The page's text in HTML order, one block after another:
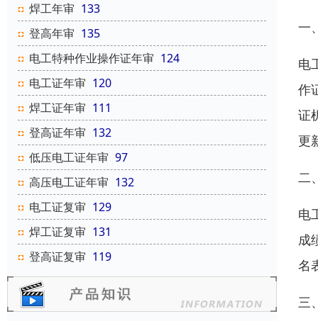
焊工年审 133
登高年审 135
电工特种作业操作证年审 124
电工证年审 120
焊工证年审 111
登高证年审 132
低压电工证年审 97
高压电工证年审 132
电工证复审 129
焊工证复审 131
登高证复审 119
一
电
作
证
更
二
电
成
名
三